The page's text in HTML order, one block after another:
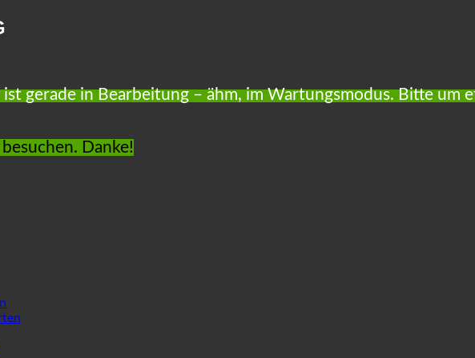
ist gerade in Bearbeitung – ähm, im Wartungsmodus. Bitte um
Danke!